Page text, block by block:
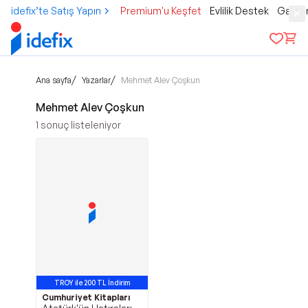
idefix’te Satış Yapın Premium'u Keşfet Evlilik Destek
Ana sayfa/ Yazarlar/ Mehmet Alev Çoşkun
Mehmet Alev Çoşkun
1 sonuç listeleniyor
TROY ile 200 TL İndirim
Cumhuriyet Kitapları